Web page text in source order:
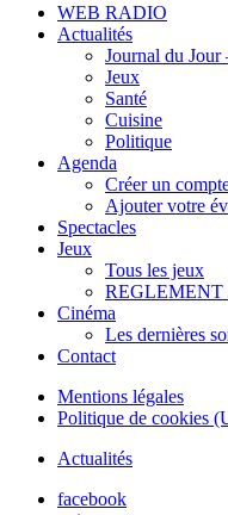
WEB RADIO
Actualités
Journal du Jour
Jeux
Santé
Cuisine
Politique
Agenda
Créer un
Ajouter votre
Spectacles
Jeux
Tous les jeux
REGLEMENT
Cinéma
Les dernières
Contact
Mentions légales
Politique de cookies
Actualités
facebook